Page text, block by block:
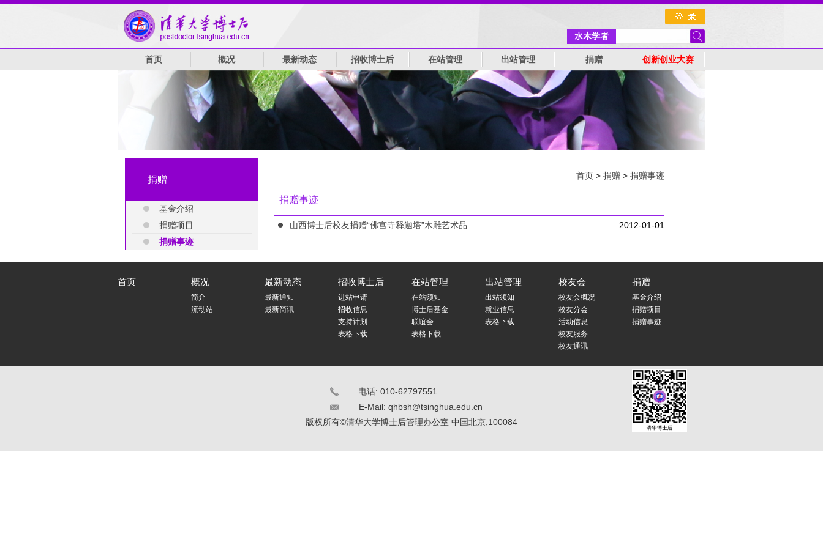
水木学者
首页 概况 最新动态 招收博士后 在站管理 出站管理 捐赠 创新创业大赛
捐赠
基金介绍
捐赠项目
捐赠事迹
首页> 捐赠> 捐赠事迹
捐赠事迹
山西博士后校友捐赠“佛宫寺释迦塔”木雕艺术品 2012-01-01
首页 概况
简介
流动站
最新动态
最新通知
最新简讯
招收博士后
进站申请
招收信息
支持计划
表格下载
在站管理
在站须知
博士后基金
联谊会
表格下载
出站管理
出站须知
就业信息
表格下载
校友会
校友会概况
校友分会
活动信息
校友服务
校友通讯
捐赠
基金介绍
捐赠项目
捐赠事迹
电话: 010-62797551
E-Mail: qhbsh@tsinghua.edu.cn
版权所有©清华大学博士后管理办公室 中国北京,100084